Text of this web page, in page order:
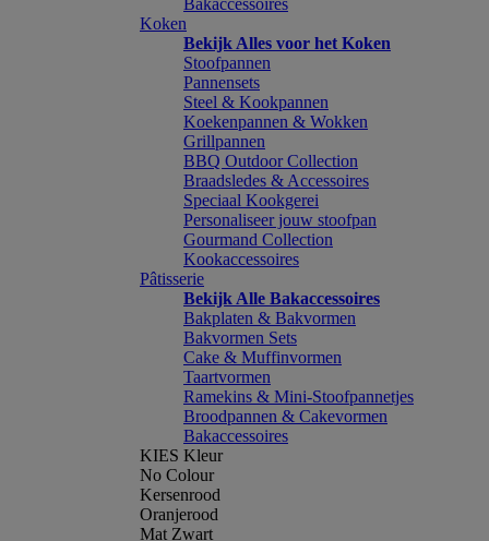
Bakaccessoires
Koken
Bekijk Alles voor het Koken
Stoofpannen
Pannensets
Steel & Kookpannen
Koekenpannen & Wokken
Grillpannen
BBQ Outdoor Collection
Braadsledes & Accessoires
Speciaal Kookgerei
Personaliseer jouw stoofpan
Gourmand Collection
Kookaccessoires
Pâtisserie
Bekijk Alle Bakaccessoires
Bakplaten & Bakvormen
Bakvormen Sets
Cake & Muffinvormen
Taartvormen
Ramekins & Mini-Stoofpannetjes
Broodpannen & Cakevormen
Bakaccessoires
KIES Kleur
No Colour
Kersenrood
Oranjerood
Mat Zwart